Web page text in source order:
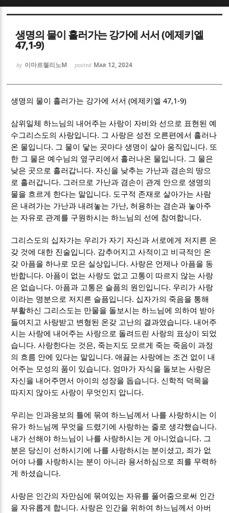
생명의 물이 흘러가는 강가에 서서 (에제키엘
47,1-9)
by 이마르첼리노M posted Mar 12, 2024
생명의 물이 흘러가는 강가에 서서(에제키엘47,1-9)
삼위일체 하느님의 내어주는 사랑이 자비와 선으로 표현된 예
수그리스도의 사랑입니다. 그 사랑은 성전 오른편에서 흘러나
온 물입니다. 그 물이 닿는 곳마다 생명이 살아 움직입니다. 또
한 그 물은 예수님의 옆구리에서 흘러나온 물입니다. 그 물은
낮은 곳으로 흘러갑니다. 자신을 낮추는 가난과 겸손의 땅으
로 흘러갑니다. 그러므로 가난과 겸손이 관계 안으로 생명의
물을 흐르게 한다는 말입니다. 도구적 존재로 살아가는 사람
은 내려가는 가난과 내려놓는 가난,허용하는 겸손과 놓아주
는 자유로 관계를 구원하시는 하느님의 선에 참여합니다.
그리스도의 십자가는 우리가 자기 자신과 서로에게 저지른 온
갖 것에 대한 진술입니다. 감추어지고 사적이고 비극적인 온
갖 아픔을 하나로 모은 실상입니다.사랑은 언제나 아픔을 동
반합니다. 아픔이 없는 사랑도 없고 고통이 따르지 않는 사랑
은 없습니다. 아픔과 고통은 슬픔의 원인입니다. 우리가 사랑
이라는 명분으로 저지른 슬픔입니다. 십자가의 죽음을 통해
부활하신 그리스도는 만물을 돌보시는 하느님에 의하여 받아
들여지고 사랑받고 변형된 온갖 고난의 결과였습니다. 내어주
시는 사랑에 내어주는 사랑으로 돌려드린 사랑의 표상이 되었
습니다.사랑한다는 것은, 죽는지도 모르게 죽는 죽음이 과정
의 흐름 안에 있다는 말입니다.애끓는 사랑에는 조건 없이 내
어주는 모성의 품이 있습니다. 엄마가 자식을 돌보는 사랑은
자신을 내어주면서 아이의 성장을 돕습니다. 신학적 덕목을
따지지 않아도 사랑이 무엇인지 압니다.
우리는 인과응보의 틀에 묶여 하느님께서 나를 사랑하시는 이
유가 하느님께 무엇을 드렸기에 사랑하는 줄로 생각했습니다.
내가 선해야 하느님이 나를 사랑하시는 게 아니었습니다. 그
분은 당신이 선하시기에 나를 사랑하시는 분이셨고, 죄가 없
어야 나를 사랑하시는 분이 아니라 용서하심으로 죄를 무력하
게 하셨습니다.
사랑은 인간의 자만심에 묶여있는 자유를 풀어줌으로써 인간
을 자유롭게 합니다.사랑은 인간을 위하여 하느님께서 아버
Sketchbook5, 스케치북5
Sketchbook5, 스케치북5
Sketchbook5, 스케치북5
Sketchbook5, 스케치북5